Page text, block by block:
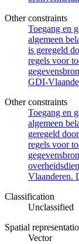
Other constraints
Toegang en
algemeen
is geregeld
regels voor
GDI-
Other constraints
Toegang en
algemeen
geregeld
regels voor
Vlaanderen.
Classification
Unclassified
Spatial
Vector